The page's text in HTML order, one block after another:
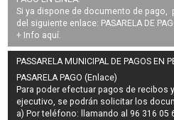
Si ya dispone de documento de pago,
del siguiente enlace: PASARELA DE
+ Info aquí
PASSARELA MUNICIPAL DE PAGOS EN
PASARELA PAGO (Enlace)
Para poder efectuar pagos derecibos
ejecutivo, se podrán solicitar los
a) Por teléfono: llamando al 96 316 05